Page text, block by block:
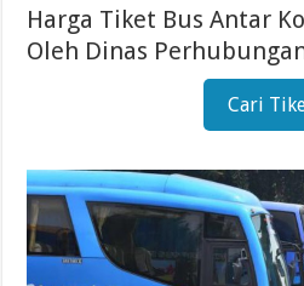
Harga Tiket Bus Antar
Oleh Dinas
Cari